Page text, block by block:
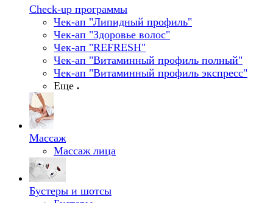
Check-up программы
Чек-ап "Липидный профиль"
Чек-ап "Здоровье волос"
Чек-ап "REFRESH"
Чек-ап "Витаминный профиль полный"
Чек-ап "Витаминный профиль экспресс"
Еще
Массаж
Массаж лица
Бустеры и шотсы